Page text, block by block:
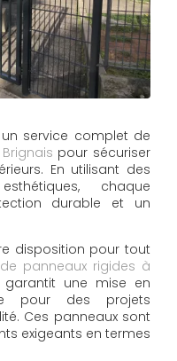
service complet de
pour sécuriser
En utilisant des
chaque
durable et un
disposition pour tout
panneaux rigides à
garantit une mise en
pour des projets
Ces panneaux sont
exigeants en termes